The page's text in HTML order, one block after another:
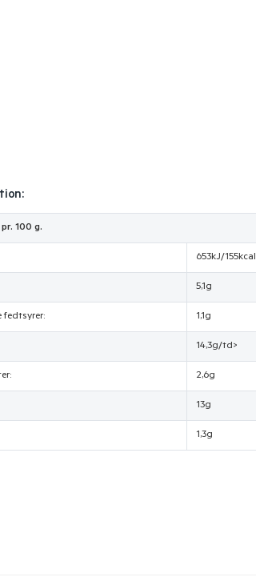
100 g.
653kJ/155kcal
5,1g
1,1g
14,3g/td>
2,6g
13g
1,3g